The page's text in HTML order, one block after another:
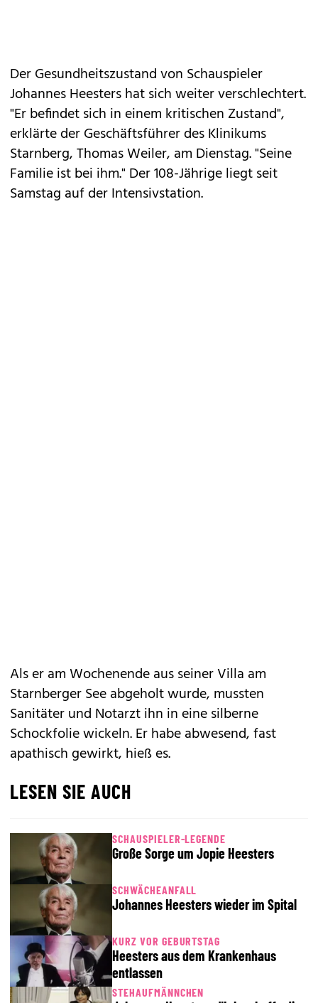
Der Gesundheitszustand von Schauspieler
Johannes Heestershat sich weiter verschlechtert.
"Er befindet sich in einem kritischen Zustand",
erklärte der Geschäftsführer des Klinikums
Starnberg, Thomas Weiler, am Dienstag. "Seine
Familie ist bei ihm." Der 108-Jährige liegt seit
Samstag auf der Intensivstation.
Als er amWochenendeaus seiner Villa am
Starnberger See abgeholt wurde, mussten
Sanitäter und Notarzt ihn in eine silberne
Schockfolie wickeln. Er habe abwesend, fast
apathisch gewirkt, hieß es.
LESEN SIE AUCH
SCHAUSPIELER-LEGENDE
Große Sorge um Jopie Heesters
SCHWÄCHEANFALL
Johannes Heesters wieder im Spital
KURZ VOR GEBURTSTAG
Heesters aus dem Krankenhaus
entlassen
STEHAUFMÄNNCHEN